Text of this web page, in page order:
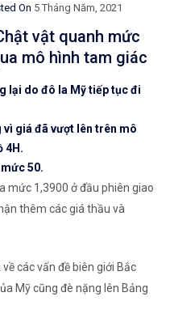
On 5 Tháng Năm, 2021
vật quanh mức
mô hình tam giác
lại do đô la Mỹ tiếp tục đi
vì giá đã vượt lên trên mô
4H.
50.
mức 1,3900 ở đầu phiên giao
thêm các giá thầu và
các vấn đề biên giới Bắc
Mỹ cũng đè nặng lên Bảng